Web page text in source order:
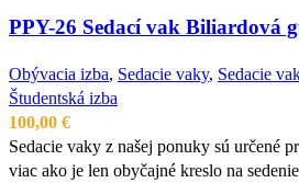
PPY-26 Sedací vak Biliardová
Obývacia izba, Sedacie vaky, Sedacie
Študentská izba
100,00 €
Sedacie vaky z našej ponuky sú určené
viac ako je len obyčajné kreslo na